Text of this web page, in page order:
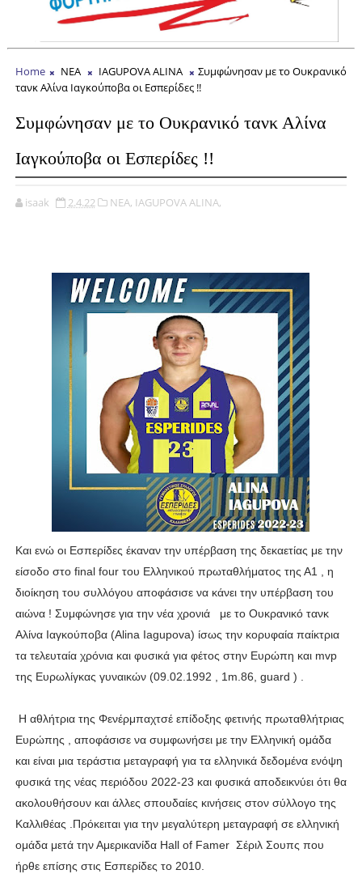
Home ΝΕΑ IAGUPOVA ALINA
Συμφώνησαν με το Ουκρανικό
τανκ Αλίνα Ιαγκούποβα οι Εσπερίδες !!
Συμφώνησαν με το Ουκρανικό τανκ Αλίνα
Ιαγκούποβα οι Εσπερίδες !!
isaak 2.4.22 ΝΕΑ, IAGUPOVA ALINA,
Και ενώ οι Εσπερίδες έκαναν την υπέρβαση της δεκαετίας με την
είσοδο στο final four του Ελληνικού πρωταθλήματος της Α1 , η
διοίκηση του συλλόγου αποφάσισε να κάνει την υπέρβαση του
αιώνα ! Συμφώνησε για την νέα χρονιά με το Ουκρανικό τανκ
Αλίνα Ιαγκούποβα (Alina Iagupova) ίσως την κορυφαία παίκτρια
τα τελευταία χρόνια και φυσικά για φέτος στην Ευρώπη και mvp
της Ευρωλίγκας γυναικών (09.02.1992 , 1m.86, guard ) .
Η αθλήτρια της Φενέρμπαχτσέ επίδοξης φετινής πρωταθλήτριας
Ευρώπης , αποφάσισε να συμφωνήσει με την Ελληνική ομάδα
και είναι μια τεράστια μεταγραφή για τα ελληνικά δεδομένα ενόψη
φυσικά της νέας περιόδου 2022-23 και φυσικά αποδεικνύει ότι θα
ακολουθήσουν και άλλες σπουδαίες κινήσεις στον σύλλογο της
Καλλιθέας .Πρόκειται για την μεγαλύτερη μεταγραφή σε ελληνική
ομάδα μετά την Αμερικανίδα Hall of Famer Σέριλ Σουπς που
ήρθε επίσης στις Εσπερίδες το 2010.